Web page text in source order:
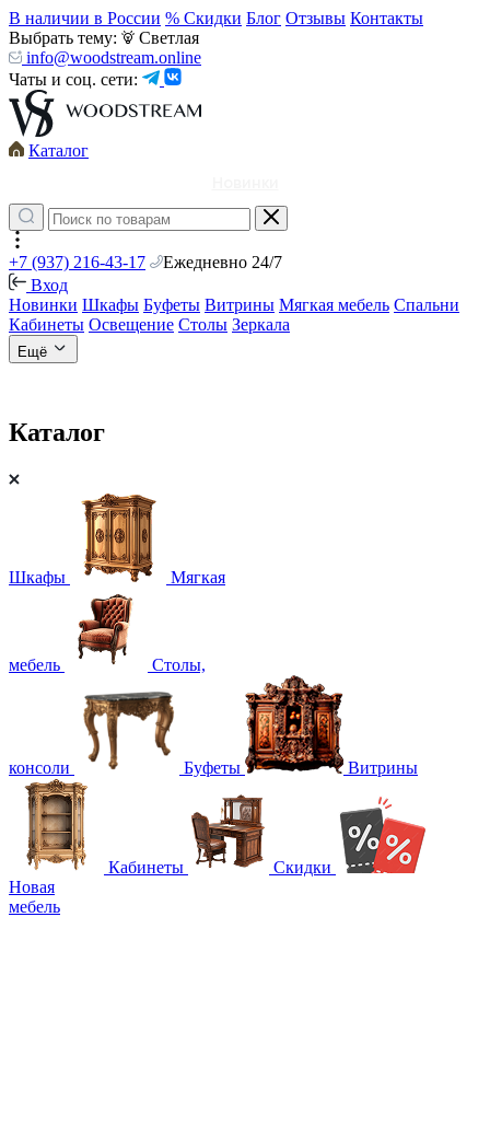
В наличии в России % Скидки Блог Отзывы Контакты
Выбрать тему:
Светлая
info@woodstream.online
Чаты и соц. сети:
Каталог
+7 (937) 216-43-17
Ежедневно 24/7
Вход
Новинки Шкафы Буфеты Витрины Мягкая мебель Спальни
Кабинеты Освещение Столы Зеркала
Ещё
Каталог
Шкафы Мягкая
мебель Столы,
консоли Буфеты Витрины
Кабинеты
Скидки
Новая
мебель